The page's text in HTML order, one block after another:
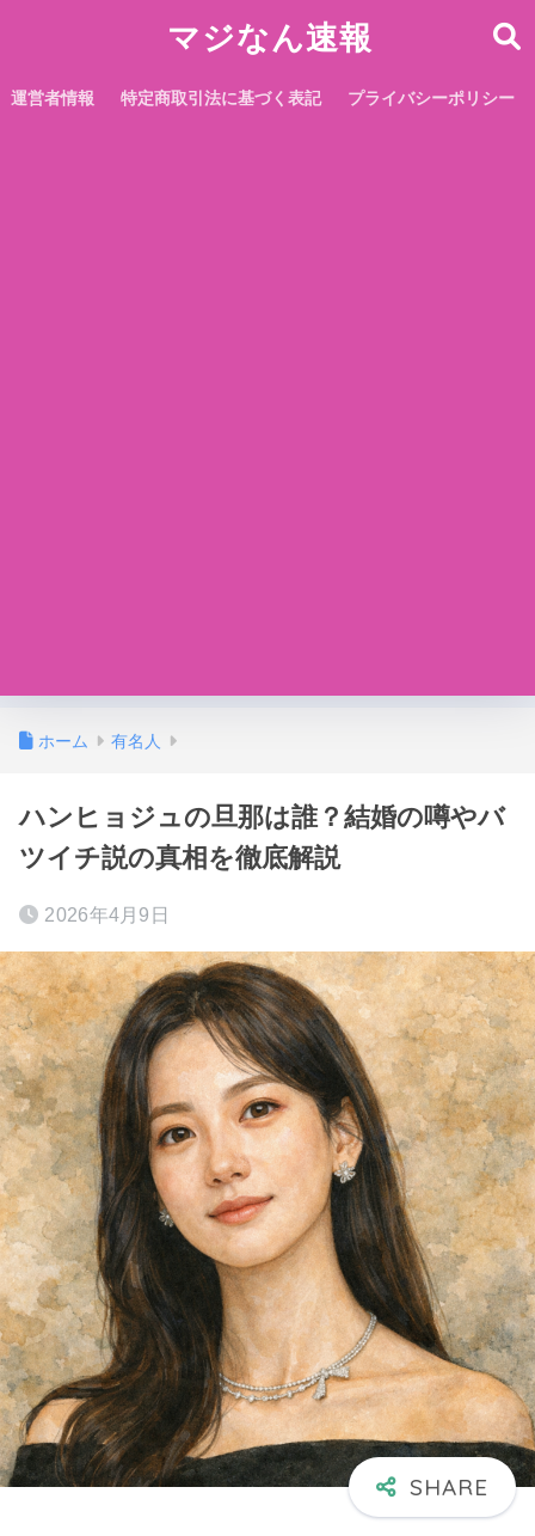
マジなん速報
運営者情報 特定商取引法に基づく表記 プライバシーポリシー
ホーム 有名人
ハンヒョジュの旦那は誰？結婚の噂やバ
ツイチ説の真相を徹底解説
2026年4月9日